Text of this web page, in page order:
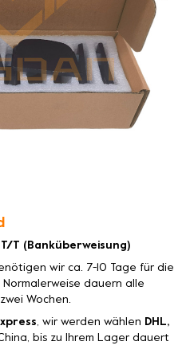
T (Banküberweisung)
wir ca. 7-10 Tage für die
dauern alle
Wochen.
, wir werden wählen DHL,
bis zu Ihrem Lager dauert